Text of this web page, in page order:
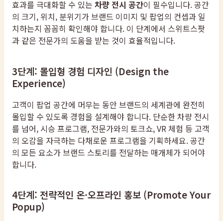
효과를 극대화할 수 있는 차량 전시 공간이 필수입니다. 공간
의 크기, 위치, 분위기가 브랜드 이미지 및 팝업의 컨셉과 일
치하는지 꼼꼼히 확인해야 합니다. 이 단계에서 스위트스팟
과 같은 전문가의 도움을 받는 것이 효율적입니다.
3단계: 몰입형 경험 디자인 (Design the
Experience)
고객이 팝업 공간에 머무는 동안 브랜드의 세계관에 완전히
몰입할 수 있도록 경험을 설계해야 합니다. 단순한 차량 전시
를 넘어, 시승 프로그램, 전문가와의 토크쇼, VR 체험 등 고객
의 오감을 자극하는 다채로운 프로그램을 기획하세요. 공간
의 모든 요소가 브랜드 스토리를 전달하는 매개체가 되어야
합니다.
4단계: 전략적인 온·오프라인 홍보 (Promote Your
Popup)